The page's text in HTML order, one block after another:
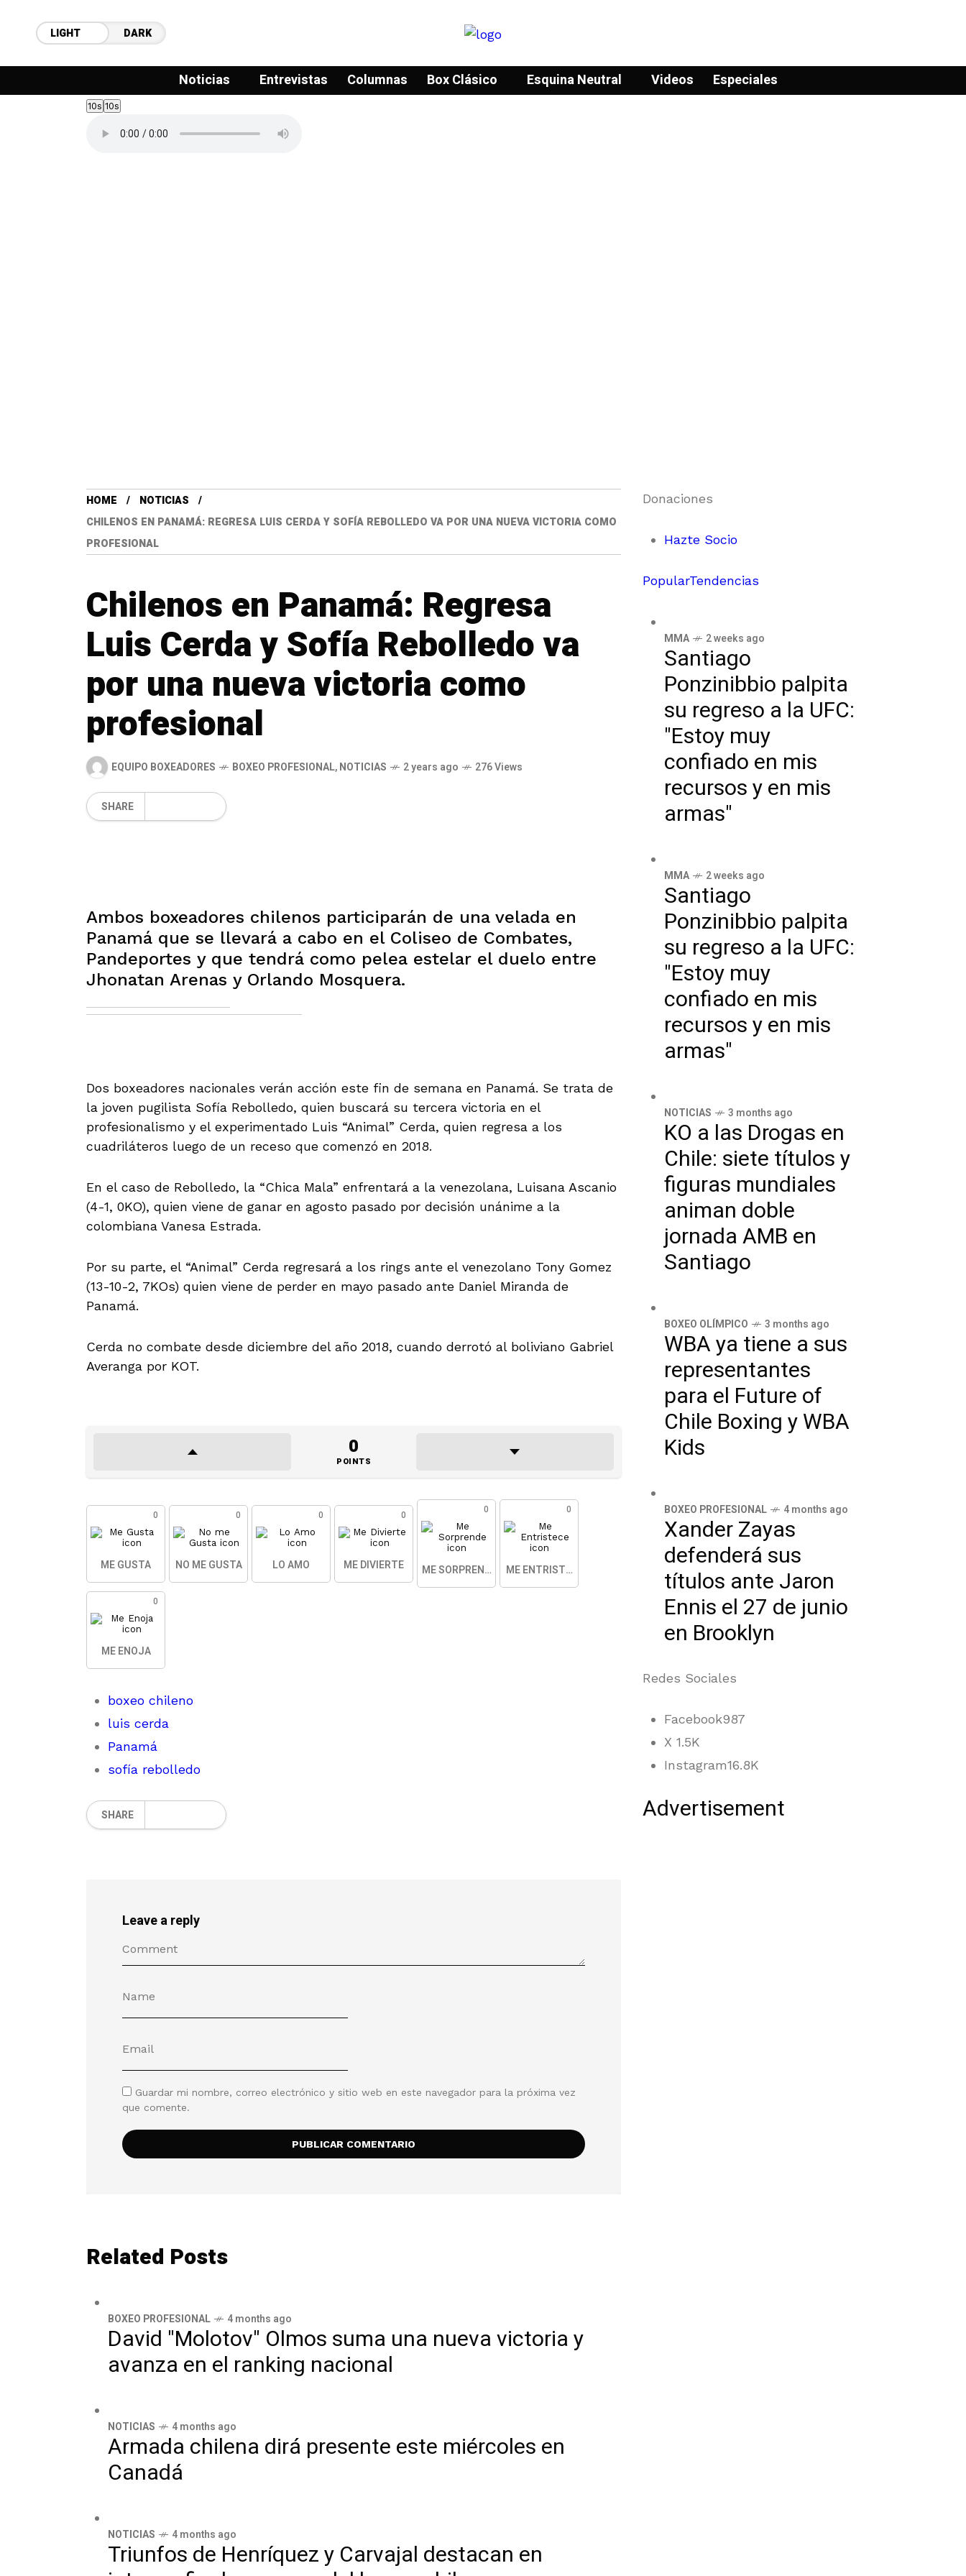
LIGHT DARK
Noticias Entrevistas Columnas Box Clásico Esquina Neutral Videos Especiales
10s 10s
HOME
NOTICIAS
CHILENOS EN PANAMÁ: REGRESA LUIS CERDA Y SOFÍA REBOLLEDO VA POR UNA NUEVA VICTORIA COMO
PROFESIONAL
Chilenos en Panamá: Regresa
Luis Cerda y Sofía Rebolledo va
por una nueva victoria como
profesional
EQUIPO BOXEADORES BOXEO PROFESIONAL,NOTICIAS 2 years ago 276 Views
SHARE
Ambos boxeadores chilenos participarán de una velada en
Panamá que se llevará a cabo en el Coliseo de Combates,
Pandeportes y que tendrá como pelea estelar el duelo entre
Jhonatan Arenas y Orlando Mosquera.
Dos boxeadores nacionales verán acción este fin de semana en Panamá. Se trata de
la joven pugilista Sofía Rebolledo, quien buscará su tercera victoria en el
profesionalismo y el experimentado Luis “Animal” Cerda, quien regresa a los
cuadriláteros luego de un receso que comenzó en 2018.
En el caso de Rebolledo, la “Chica Mala” enfrentará a la venezolana, Luisana Ascanio
(4-1, 0KO), quien viene de ganar en agosto pasado por decisión unánime a la
colombiana Vanesa Estrada.
Por su parte, el “Animal” Cerda regresará a los rings ante el venezolano Tony Gomez
(13-10-2, 7KOs) quien viene de perder en mayo pasado ante Daniel Miranda de
Panamá.
Cerda no combate desde diciembre del año 2018, cuando derrotó al boliviano Gabriel
Averanga por KOT.
0
POINTS
0
ME GUSTA
0
NO ME GUSTA
0
LO AMO
0
ME DIVIERTE
0
ME SORPRENDE
0
ME ENTRISTECE
0
ME ENOJA
boxeo chileno
luis cerda
Panamá
sofía rebolledo
SHARE
Leave a reply
Guardar mi nombre, correo electrónico y sitio web en este navegador para la próxima vez
que comente.
Related Posts
BOXEO PROFESIONAL 4 months ago
David "Molotov" Olmos suma una nueva victoria y
avanza en el ranking nacional
NOTICIAS 4 months ago
Armada chilena dirá presente este miércoles en
Canadá
NOTICIAS 4 months ago
Triunfos de Henríquez y Carvajal destacan en
Donaciones
Hazte Socio
PopularTendencias
MMA 2 weeks ago
Santiago
Ponzinibbio palpita
su regreso a la UFC:
"Estoy muy
confiado en mis
recursos y en mis
armas"
MMA 2 weeks ago
Santiago
Ponzinibbio palpita
su regreso a la UFC:
"Estoy muy
confiado en mis
recursos y en mis
armas"
NOTICIAS 3 months ago
KO a las Drogas en
Chile: siete títulos y
figuras mundiales
animan doble
jornada AMB en
Santiago
BOXEO OLÍMPICO 3 months ago
WBA ya tiene a sus
representantes
para el Future of
Chile Boxing y WBA
Kids
BOXEO PROFESIONAL 4 months ago
Xander Zayas
defenderá sus
títulos ante Jaron
Ennis el 27 de junio
en Brooklyn
Redes Sociales
Facebook987
X 1.5K
Instagram16.8K
Advertisement